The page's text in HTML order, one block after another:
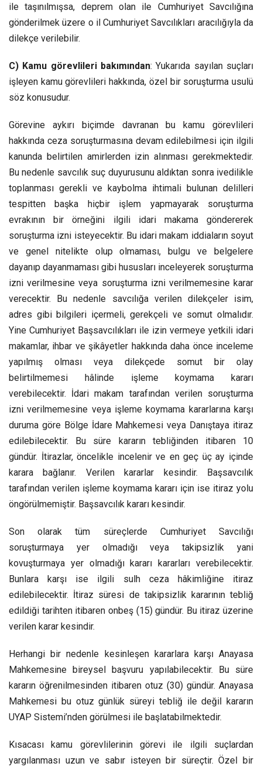
ile taşınılmışsa, deprem olan ile Cumhuriyet Savcılığına
gönderilmek üzere o il Cumhuriyet Savcılıkları aracılığıyla da
dilekçe verilebilir.
C) Kamu görevlileri bakımından: Yukarıda sayılan suçları
işleyen kamu görevlileri hakkında, özel bir soruşturma usulü
söz konusudur.
Görevine aykırı biçimde davranan bu kamu görevlileri
hakkında ceza soruşturmasına devam edilebilmesi için ilgili
kanunda belirtilen amirlerden izin alınması gerekmektedir.
Bu nedenle savcılık suç duyurusunu aldıktan sonra ivedilikle
toplanması gerekli ve kaybolma ihtimali bulunan delilleri
tespitten başka hiçbir işlem yapmayarak soruşturma
evrakının bir örneğini ilgili idari makama göndererek
soruşturma izni isteyecektir. Bu idari makam iddiaların soyut
ve genel nitelikte olup olmaması, bulgu ve belgelere
dayanıp dayanmaması gibi hususları inceleyerek soruşturma
izni verilmesine veya soruşturma izni verilmemesine karar
verecektir. Bu nedenle savcılığa verilen dilekçeler isim,
adres gibi bilgileri içermeli, gerekçeli ve somut olmalıdır.
Yine Cumhuriyet Başsavcılıkları ile izin vermeye yetkili idari
makamlar, ihbar ve şikâyetler hakkında daha önce inceleme
yapılmış olması veya dilekçede somut bir olay
belirtilmemesi hâlinde işleme koymama kararı
verebilecektir. İdari makam tarafından verilen soruşturma
izni verilmemesine veya işleme koymama kararlarına karşı
duruma göre Bölge İdare Mahkemesi veya Danıştaya itiraz
edilebilecektir. Bu süre kararın tebliğinden itibaren 10
gündür. İtirazlar, öncelikle incelenir ve en geç üç ay içinde
karara bağlanır. Verilen kararlar kesindir. Başsavcılık
tarafından verilen işleme koymama kararı için ise itiraz yolu
öngörülmemiştir. Başsavcılık kararı kesindir.
Son olarak tüm süreçlerde Cumhuriyet Savcılığı
soruşturmaya yer olmadığı veya takipsizlik yani
kovuşturmaya yer olmadığı kararı kararları verebilecektir.
Bunlara karşı ise ilgili sulh ceza hâkimliğine itiraz
edilebilecektir. İtiraz süresi de takipsizlik kararının tebliğ
edildiği tarihten itibaren onbeş (15) gündür. Bu itiraz üzerine
verilen karar kesindir.
Herhangi bir nedenle kesinleşen kararlara karşı Anayasa
Mahkemesine bireysel başvuru yapılabilecektir. Bu süre
kararın öğrenilmesinden itibaren otuz (30) gündür. Anayasa
Mahkemesi bu otuz günlük süreyi tebliğ ile değil kararın
UYAP Sistemi’nden görülmesi ile başlatabilmektedir.
Kısacası kamu görevlilerinin görevi ile ilgili suçlardan
yargılanması uzun ve sabır isteyen bir süreçtir. Özel bir